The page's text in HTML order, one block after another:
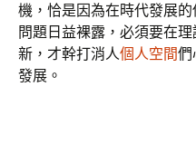
機，恰是因為在時代發展
問題日益裸露，必須要在
新，才幹打消人個人空間們
發展。